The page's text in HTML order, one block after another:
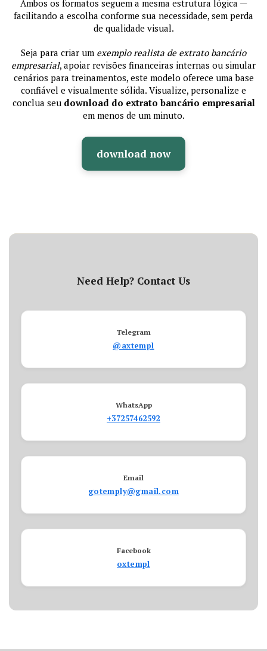
Ambos os formatos seguem a mesma estrutura lógica —
facilitando a escolha conforme sua necessidade, sem perda
de qualidade visual.
Seja para criar um exemplo realista de extrato bancário
empresarial, apoiar revisões financeiras internas ou simular
cenários para treinamentos, este modelo oferece uma base
confiável e visualmente sólida. Visualize, personalize e
conclua seu download do extrato bancário empresarial
em menos de um minuto.
download now
Need Help? Contact Us
Telegram
@axtempl
WhatsApp
+37257462592
Email
gotemply@gmail.com
Facebook
oxtempl